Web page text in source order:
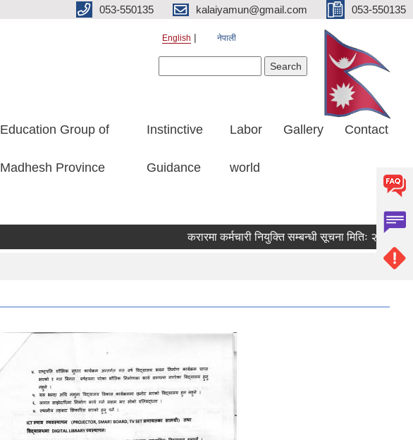
053-550135 kalaiyamun@gmail.com 053-550135
English नेपाली
Education Group of
Madhesh Province
Instinctive
Guidance
Labor
world
Gallery Contact
करारमा कर्मचारी नियुक्ति सम्बन्धी सूचना मितिः २०८३।०४।२१